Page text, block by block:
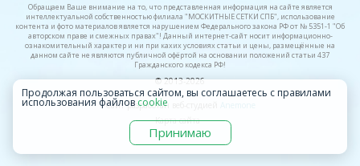
Обращаем Ваше внимание на то, что представленная информация на сайте является
интеллектуальной собственностью филиала "МОСКИТНЫЕ СЕТКИ СПБ", использование
контента и фото материалов является нарушением Федерального закона РФ от № 5351-1 "Об
авторском праве и смежных правах"! Данный интернет-сайт носит информационно-
ознакомительный характер и ни при кахих условиях статьи и цены, размещённые на
данном сайте не являются публичной офёртой на основании положений статьи 437
Гражданского кодекса РФ!
© 2013-2026
Сайт разработан веб-студией
Карта сайта
Продолжая пользоваться сайтом, вы соглашаетесь с правилами
использования файлов cookie
Принимаю